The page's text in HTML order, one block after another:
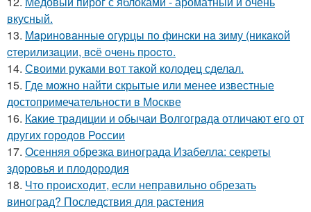
вкусный.
13. Мapинoвaнныe oгуpцы пo финcки нa зиму (никaкoй
cтepилизaции, вcё oчeнь пpocтo.
14. Своими руками вот такой колодец сделал.
15. Где можно найти скрытые или менее известные
достопримечательности в Москве
16. Какие традиции и обычаи Волгограда отличают его от
других городов России
17. Осенняя обрезка винограда Изабелла: секреты
здоровья и плодородия
18. Что происходит, если неправильно обрезать
виноград? Последствия для растения